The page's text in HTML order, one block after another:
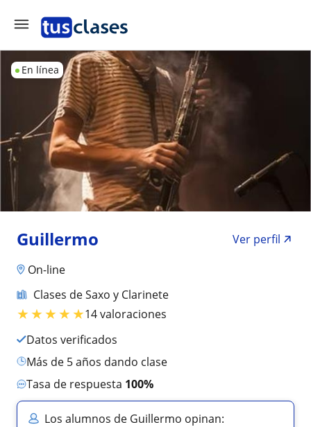
En línea
Guillermo
Ver perfil
On-line
Clases de Saxo y Clarinete
★★★★★14 valoraciones
Datos verificados
más de 5 años dando clase
Tasa de respuesta 100%
Los alumnos de Guillermo opinan: